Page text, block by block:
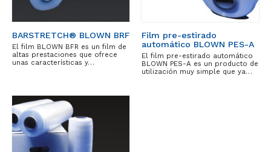
BARSTRETCH® BLOWN BRF
El film BLOWN BFR es un film de
altas prestaciones que ofrece
unas características y…
Film pre-estirado
automático BLOWN PES-A
El film pre-estirado automático
BLOWN PES-A es un producto de
utilización muy simple que ya…